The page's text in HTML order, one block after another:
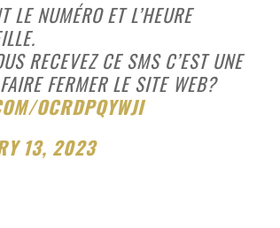
LE NUMÉRO ET L’HEURE
RECEVEZ CE SMS C’EST UNE
FERMER LE SITE WEB?
OCRDPQYWJI
13, 2023